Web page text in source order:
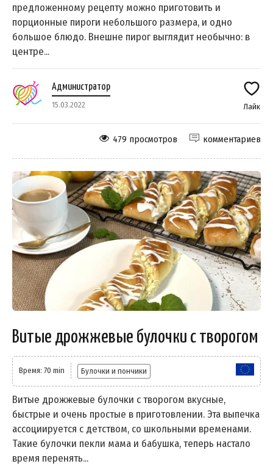
предложенному рецепту можно приготовить и
порционные пироги небольшого размера, и одно
большое блюдо. Внешне пирог выглядит необычно: в
центре...
Администратор
15.03.2022 Лайк
комментариев
479 просмотров
Витые дрожжевые булочки с творогом
Время: 70 min Булочки и пончики
Витые дрожжевые булочки с творогом вкусные,
быстрые и очень простые в приготовлении. Эта выпечка
ассоциируется с детством, со школьными временами.
Такие булочки пекли мама и бабушка, теперь настало
время перенять...